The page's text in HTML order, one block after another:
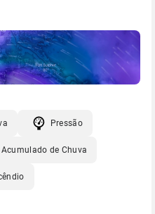
Pressão
Acumulado de Chuva